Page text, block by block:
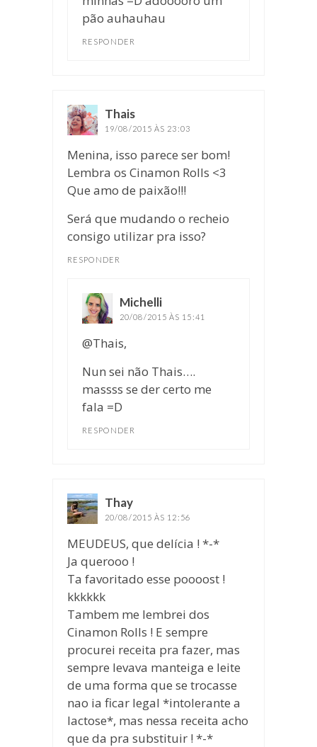
pão auhauhau
RESPONDER
Thais
19/08/2015 ÀS 23:03
Menina, isso parece ser bom!
Lembra os Cinamon Rolls <3
Que amo de paixão!!!
Será que mudando o recheio
consigo utilizar pra isso?
RESPONDER
Michelli
20/08/2015 ÀS 15:41
@Thais,
Nun sei não Thais….
massss se der certo me
fala =D
RESPONDER
Thay
20/08/2015 ÀS 12:56
MEUDEUS, que delícia ! *-*
Ja querooo !
Ta favoritado esse poooost !
kkkkkk
Tambem me lembrei dos
Cinamon Rolls ! E sempre
procurei receita pra fazer, mas
sempre levava manteiga e leite
de uma forma que se trocasse
nao ia ficar legal *intolerante a
lactose*, mas nessa receita acho
que da pra substituir ! *-*